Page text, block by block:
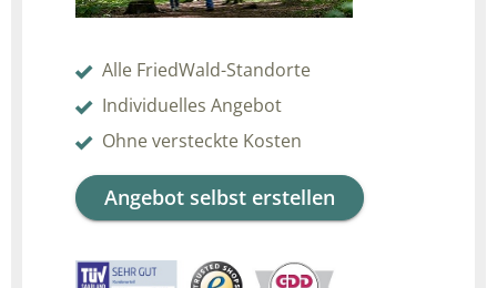
Alle FriedWald-Standorte
Individuelles Angebot
Ohne versteckte Kosten
Angebot selbst erstellen